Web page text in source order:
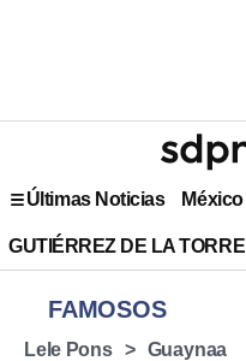
Últimas Noticias México
GUTIÉRREZ DE LA TORRE
FAMOSOS
Lele Pons Guaynaa